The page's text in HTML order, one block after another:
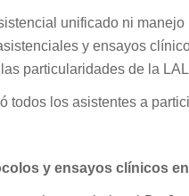
unificado ni
y ensayos
particularidades de la LAL
todos los asistentes a
y ensayos clínicos